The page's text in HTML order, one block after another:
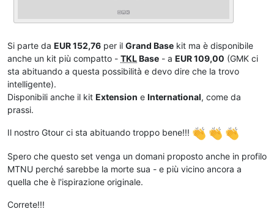
Si parte da EUR 152,76 per il Grand Base kit ma è disponibile
anche un kit più compatto - TKLBase - a EUR 109,00 (GMK ci
sta abituando a questa possibilità e devo dire che la trovo
intelligente).
Disponibili anche il kit Extension e International, come da
prassi.
Il nostro Gtour ci sta abituando troppo bene!!!
Spero che questo set venga un domani proposto anche in profilo
MTNU perché sarebbe la morte sua - e più vicino ancora a
quella che è l'ispirazione originale.
Correte!!!